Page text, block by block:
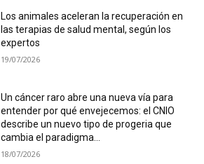
Los animales aceleran la recuperación en
las terapias de salud mental, según los
expertos
19/07/2026
Un cáncer raro abre una nueva vía para
entender por qué envejecemos: el CNIO
describe un nuevo tipo de progeria que
cambia el paradigma...
18/07/2026